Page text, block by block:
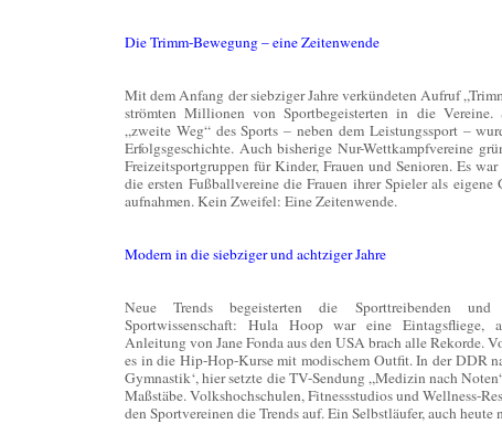
Die Trimm-Bewegung – eine Zeitenwende
Mit dem Anfang der siebziger Jahre verkündeten Aufruf
strömten Millionen von Sportbegeisterten in die
„zweite Weg“ des Sports – neben dem Leistungssport –
Erfolgsgeschichte. Auch bisherige Nur-Wettkampfvereine
Freizeitsportgruppen für Kinder, Frauen und Senioren. Es
die ersten Fußballvereine die Frauen ihrer Spieler als eigene
aufnahmen. Kein Zweifel: Eine Zeitenwende.
Modern in die siebziger und achtziger Jahre
Neue Trends begeisterten die Sporttreibenden
Sportwissenschaft: Hula Hoop war eine Eintagsfliege,
Anleitung von Jane Fonda aus den USA brach alle Rekorde.
es in die Hip-Hop-Kurse mit modischem Outfit. In der DDR
Gymnastik‘, hier setzte die TV-Sendung „Medizin nach
Maßstäbe. Volkshochschulen, Fitnessstudios und Wellness-
den Sportvereinen die Trends auf. Ein Selbstläufer, auch heute